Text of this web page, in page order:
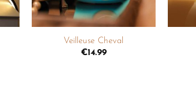
+
Veilleuse Cheval
€14.99